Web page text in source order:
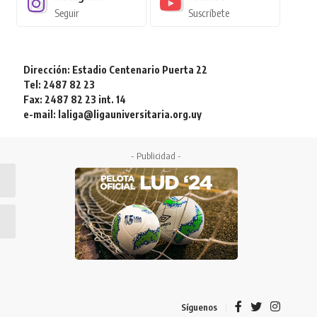
Seguir Suscríbete
Dirección: Estadio Centenario Puerta 22
Tel: 2487 82 23
Fax: 2487 82 23 int. 14
e-mail: laliga@ligauniversitaria.org.uy
- Publicidad -
Síguenos